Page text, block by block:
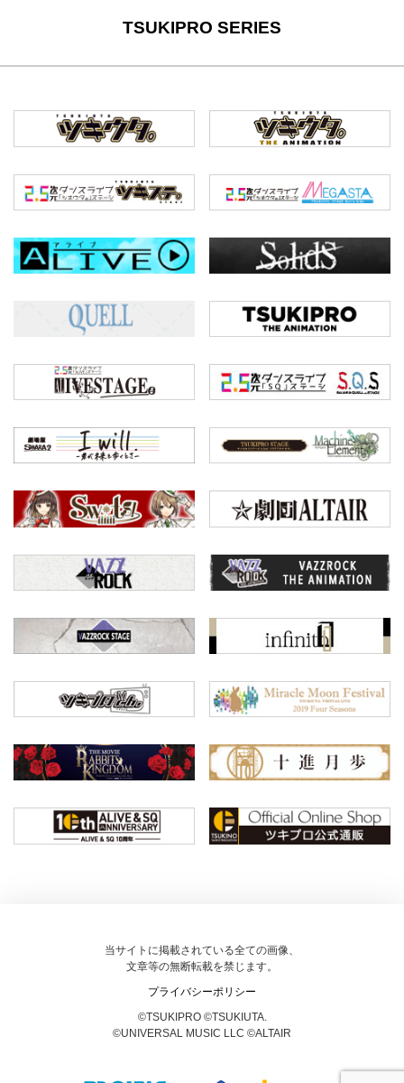
TSUKIPRO SERIES
当サイトに掲載されている全ての画像、
文章等の無断転載を禁じます。
プライバシーポリシー
©TSUKIPRO ©TSUKIUTA.
©UNIVERSAL MUSIC LLC ©ALTAIR